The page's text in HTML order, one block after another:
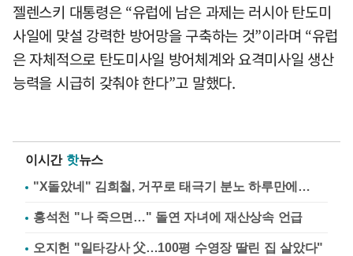
젤렌스키 대통령은 “유럽에 남은 과제는 러시아 탄도미
사일에 맞설 강력한 방어망을 구축하는 것”이라며 “유럽
은 자체적으로 탄도미사일 방어체계와 요격미사일 생산
능력을 시급히 갖춰야 한다”고 말했다.
이시간 핫뉴스
"X돌았네" 김희철, 거꾸로 태극기 분노 하루만에…
홍석천 "나 죽으면…" 돌연 자녀에 재산상속 언급
오지헌 "일타강사 父…100평 수영장 딸린 집 살았다"